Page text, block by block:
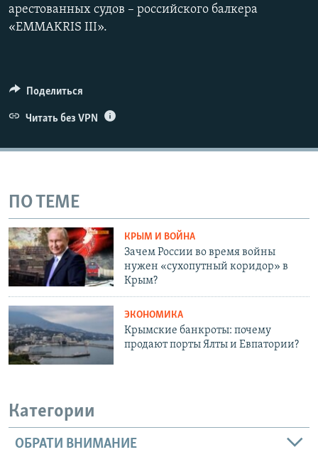
арестованных судов – российского балкера
«EMMAKRIS III».
Поделиться
Читать без VPN
ПО ТЕМЕ
КРЫМ И ВОЙНА
Зачем России во время войны
нужен «сухопутный коридор» в
Крым?
ЭКОНОМИКА
Крымские банкроты: почему
продают порты Ялты и Евпатории?
Категории
ОБРАТИ ВНИМАНИЕ